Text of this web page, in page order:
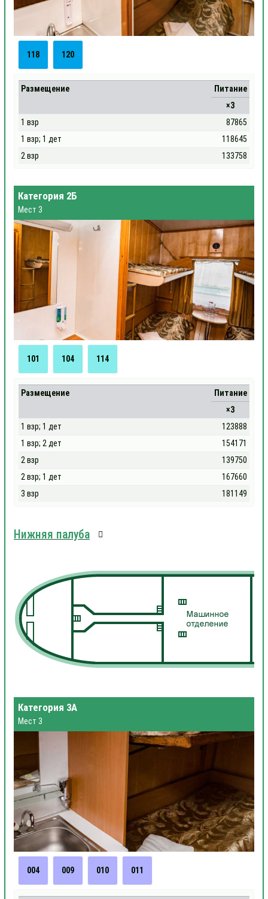
118 120
Размещение
Питание
×3
1 взр
87865
1 взр; 1 дет
118645
2 взр
133758
Категория 2Б
Мест 3
101 104 114
Размещение
Питание
×3
1 взр; 1 дет
123888
1 взр; 2 дет
154171
2 взр
139750
2 взр; 1 дет
167660
3 взр
181149
Нижняя палуба
Категория 3А
Мест 3
004 009 010 011